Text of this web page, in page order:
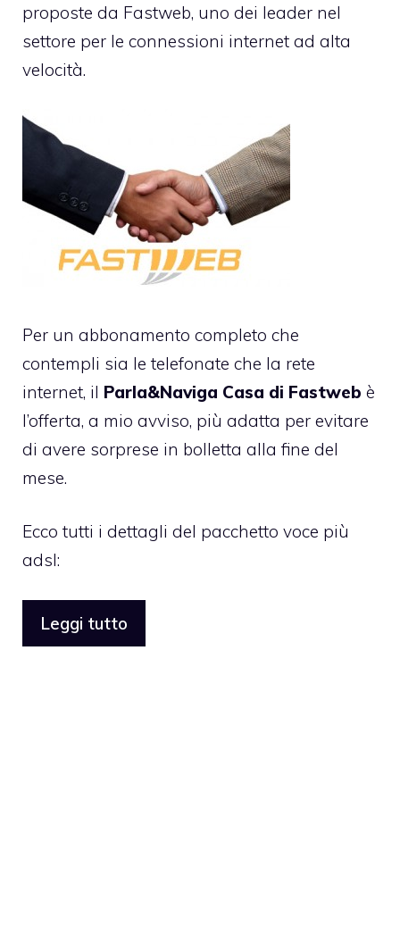
proposte da Fastweb, uno dei leader nel
settore per le connessioni internet ad alta
velocità.
Per un abbonamento completo che
contempli sia le telefonate che la rete
internet, il Parla&Naviga Casa di Fastweb è
l’offerta, a mio avviso, più adatta per evitare
di avere sorprese in bolletta alla fine del
mese.
Ecco tutti i dettagli del pacchetto voce più
adsl:
Leggi tutto